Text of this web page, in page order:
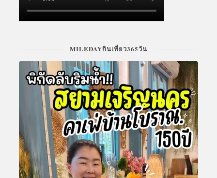
MILEDAYกินเที่ยว365วัน